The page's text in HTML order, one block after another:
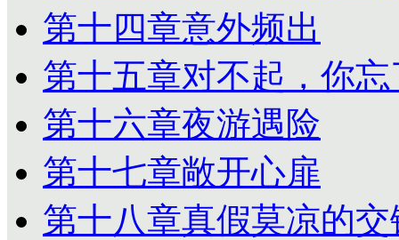
第十四章意外频出
第十五章对不起，你
第十六章夜游遇险
第十七章敞开心扉
第十八章真假莫凉的交